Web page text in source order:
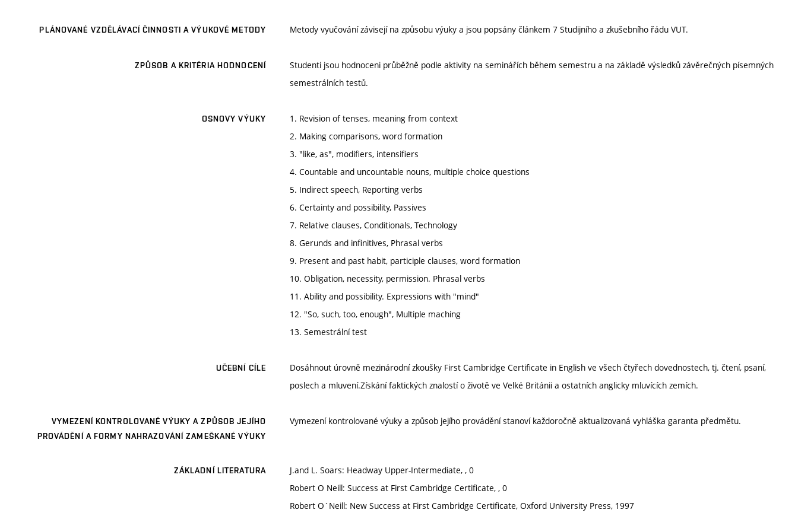
PLÁNOVANÉ VZDĚLÁVACÍ ČINNOSTI A VÝUKOVÉ METODY Metody vyučování závisejí na způsobu výuky a jsou popsány článkem 7 Studijního a zkušebního řádu VUT.
ZPŮSOB A KRITÉRIA HODNOCENÍ
Studenti jsou hodnoceni průběžně podle aktivity na seminářích během semestru a na základě výsledků závěrečných písemných
semestrálních testů.
OSNOVY VÝUKY
1. Revision of tenses, meaning from context
2. Making comparisons, word formation
3. "like, as", modifiers, intensifiers
4. Countable and uncountable nouns, multiple choice questions
5. Indirect speech, Reporting verbs
6. Certainty and possibility, Passives
7. Relative clauses, Conditionals, Technology
8. Gerunds and infinitives, Phrasal verbs
9. Present and past habit, participle clauses, word formation
10. Obligation, necessity, permission. Phrasal verbs
11. Ability and possibility. Expressions with "mind"
12. "So, such, too, enough", Multiple maching
13. Semestrální test
UČEBNÍ CÍLE
Dosáhnout úrovně mezinárodní zkoušky First Cambridge Certificate in English ve všech čtyřech dovednostech, tj. čtení, psaní,
poslech a mluvení.Získání faktických znalostí o životě ve Velké Británii a ostatních anglicky mluvících zemích.
VYMEZENÍ KONTROLOVANÉ VÝUKY A ZPŮSOB JEJÍHO
PROVÁDĚNÍ A FORMY NAHRAZOVÁNÍ ZAMEŠKANÉ VÝUKY
Vymezení kontrolované výuky a způsob jejího provádění stanoví každoročně aktualizovaná vyhláška garanta předmětu.
ZÁKLADNÍ LITERATURA
J.and L. Soars: Headway Upper-Intermediate, , 0
Robert O Neill: Success at First Cambridge Certificate, , 0
Robert O´Neill: New Success at First Cambridge Certificate, Oxford University Press, 1997